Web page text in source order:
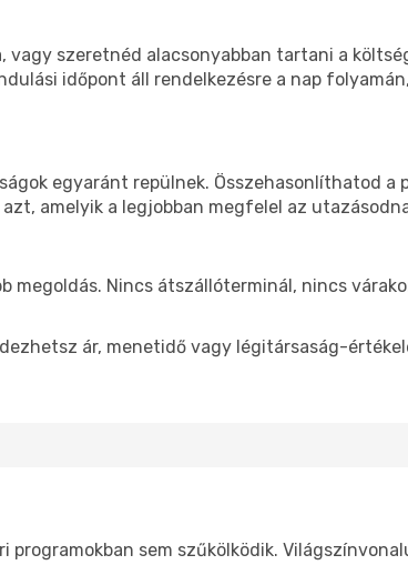
vagy szeretnéd alacsonyabban tartani a
időpont áll rendelkezésre a nap
egyaránt repülnek. Összehasonlíthatod a
amelyik a legjobban megfelel az
Nincs átszállóterminál, nincs
ár, menetidő vagy légitársaság-
programokban sem szűkölködik.